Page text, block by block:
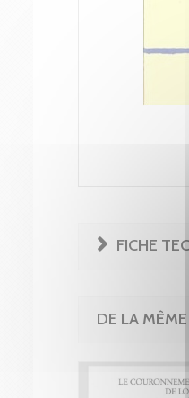
FICHE
DE LA